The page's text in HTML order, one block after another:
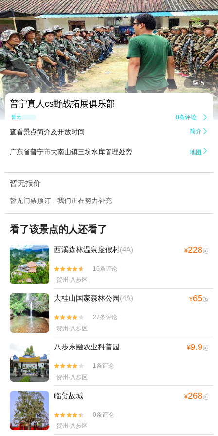
 5
普宁真人cs野战拓展俱乐部
暂无点评 0条评论 
查看景点简介及开放时间 简介 
广东省普宁市大南山镇三坑水库管理处旁 地图 
暂无报价
暂无门票预订，我们正在努力补充
看了该景点的人还看了
西溪森林温泉度假村(4A) ¥228起


16条评论
贺州·八步区
大桂山国家森林公园(4A) ¥65起


27条评论
贺州·八步区
八步东融农业科普园 ¥9.9起


1条评论
贺州·八步区
临贺故城 ¥268起


0条评论
贺州·八步区
